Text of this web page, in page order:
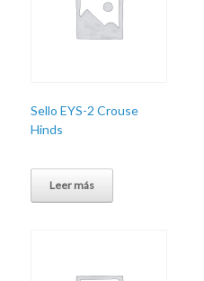
Sello EYS-2 Crouse
Hinds
Leer más